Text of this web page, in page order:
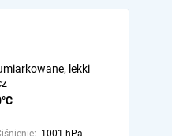
lekki
1001 hPa